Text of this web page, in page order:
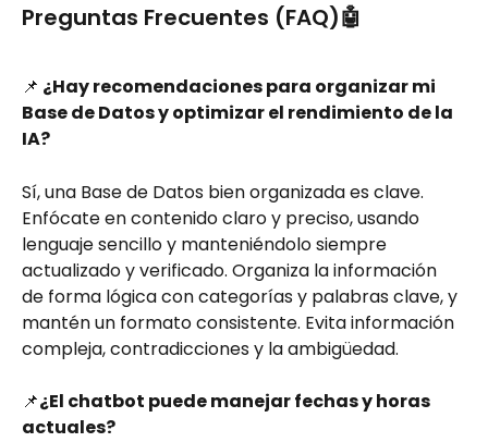
Preguntas Frecuentes (FAQ)🤖
📌 ¿Hay recomendaciones para organizar mi
Base de Datos y optimizar el rendimiento de la
IA?
Sí, una Base de Datos bien organizada es clave.
Enfócate en contenido claro y preciso, usando
lenguaje sencillo y manteniéndolo siempre
actualizado y verificado. Organiza la información
de forma lógica con categorías y palabras clave, y
mantén un formato consistente. Evita información
compleja, contradicciones y la ambigüedad.
📌¿El chatbot puede manejar fechas y horas
actuales?